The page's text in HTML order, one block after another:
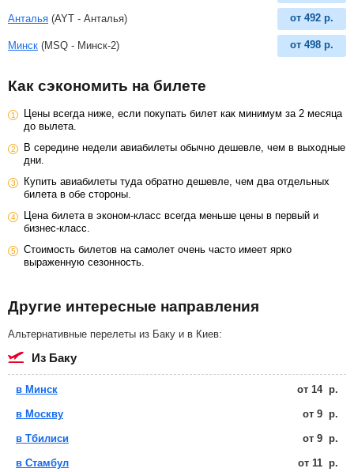
Анталья (AYT - Анталья) от 492 р.
Минск (MSQ - Минск-2) от 498 р.
Как сэкономить на билете
Цены всегда ниже, если покупать билет как минимум за 2 месяца
до вылета.
В середине недели авиабилеты обычно дешевле, чем в выходные
дни.
Купить авиабилеты туда обратно дешевле, чем два отдельных
билета в обе стороны.
Цена билета в эконом-класс всегда меньше цены в первый и
бизнес-класс.
Стоимость билетов на самолет очень часто имеет ярко
выраженную сезонность.
Другие интересные направления
Альтернативные перелеты из Баку и в Киев:
из Баку
в Минск от 14 р.
в Москву от 9 р.
в Тбилиси от 9 р.
в Стамбул от 11 р.